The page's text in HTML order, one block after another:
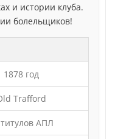
и истории клуба.
болельщиков!
1878 год
Trafford
АПЛ